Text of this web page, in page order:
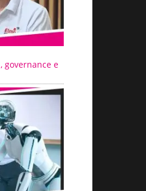
governance e